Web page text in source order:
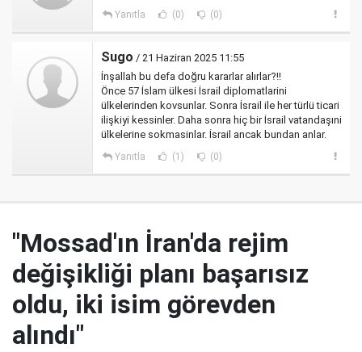
Yanıtla (0) (0)
Sugo / 21 Haziran 2025 11:55
İnşallah bu defa doğru kararlar alırlar?!!
Önce 57 İslam ülkesi İsrail diplomatlarini
ülkelerinden kovsunlar. Sonra İsrail ile her türlü ticari
ilişkiyi kessinler. Daha sonra hiç bir İsrail vatandaşıni
ülkelerine sokmasinlar. İsrail ancak bundan anlar.
Yanıtla (1) (0)
"Mossad'ın İran'da rejim
değişikliği planı başarısız
oldu, iki isim görevden
alındı"